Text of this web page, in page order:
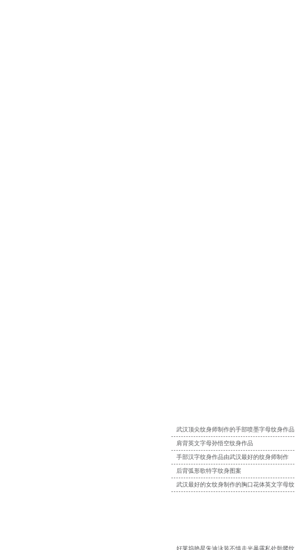
武汉顶尖纹身师制作的手部喷墨字母纹身作品
肩背英文字母孙悟空纹身作品
手部汉字纹身作品由武汉最好的纹身师制作
后背弧形歌特字纹身图案
武汉最好的女纹身制作的胸口花体英文字母纹
好莱坞艳星朱迪泳装不慎走光暴露私处骷髅纹